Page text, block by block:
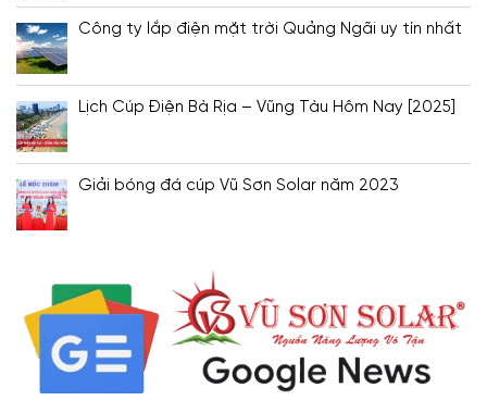
Công ty lắp điện mặt trời Quảng Ngãi uy tín nhất
Lịch Cúp Điện Bà Rịa – Vũng Tàu Hôm Nay [2025]
Giải bóng đá cúp Vũ Sơn Solar năm 2023